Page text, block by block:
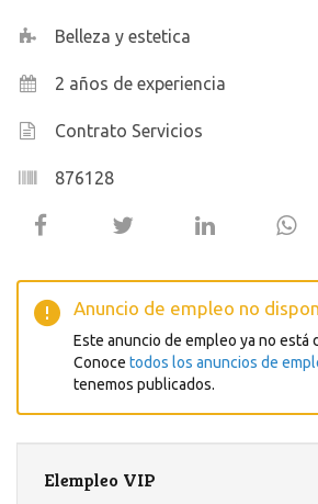
Belleza y estetica
2 años de experiencia
Contrato Servicios
876128
Anuncio de empleo no
Este anuncio de empleo ya no está
Conoce todos los anuncios de
tenemos publicados.
Elempleo VIP